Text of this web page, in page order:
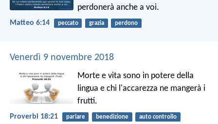
perdonerà anche a voi.
Matteo 6:14 peccato grazia perdono
Venerdì 9 novembre 2018
Morte e vita sono in potere della
lingua e chi l'accarezza ne mangerà i
frutti.
Proverbi 18:21 parlare benedizione auto controllo